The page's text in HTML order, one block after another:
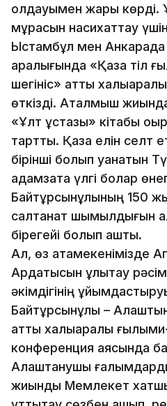
қолдауымен жарық
мұрасын насихаттау
Ыстамбұл мен Анкарада
аралығында «Қазақ тіл
шегініс» атты
өткізді. Аталмыш
«Ұлт ұстазы» кітабы
тартты. Қазақ елін селт
бірінші болып қуанатын
адамзатқа үлгі болар
Байтұрсынұлының 150
салтанат шымылдығын
бірегейі болып ашты.
Ал, өз атамекенімізде
Ардақтысын ұлықтау
әкімдігінің
Байтұрсынұлы –
атты халықаралық
конференция аясында
Алаштанушы
жиынды Мемлекет